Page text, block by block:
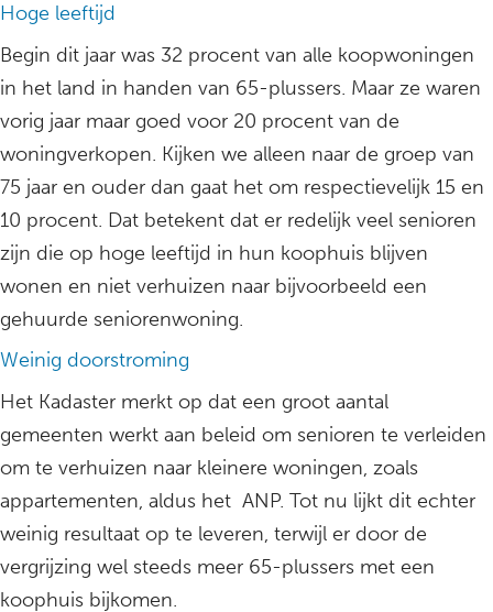
Hoge leeftijd
Begin dit jaar was 32 procent van alle koopwoningen
in het land in handen van 65-plussers. Maar ze waren
vorig jaar maar goed voor 20 procent van de
woningverkopen. Kijken we alleen naar de groep van
75 jaar en ouder dan gaat het om respectievelijk 15 en
10 procent. Dat betekent dat er redelijk veel senioren
zijn die op hoge leeftijd in hun koophuis blijven
wonen en niet verhuizen naar bijvoorbeeld een
gehuurde seniorenwoning.
Weinig doorstroming
Het Kadaster merkt op dat een groot aantal
gemeenten werkt aan beleid om senioren te verleiden
om te verhuizen naar kleinere woningen, zoals
appartementen, aldus het ANP. Tot nu lijkt dit echter
weinig resultaat op te leveren, terwijl er door de
vergrijzing wel steeds meer 65-plussers met een
koophuis bijkomen.